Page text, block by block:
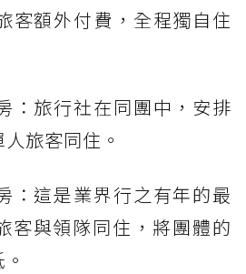
客額外付費，全程獨自住
：旅行社在同團中，安排
旅客同住。
：這是業界行之有年的最
客與領隊同住，將團體的